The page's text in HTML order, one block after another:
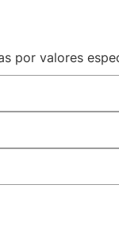
por valores